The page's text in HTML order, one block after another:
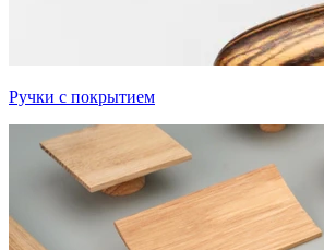
Ручки с покрытием